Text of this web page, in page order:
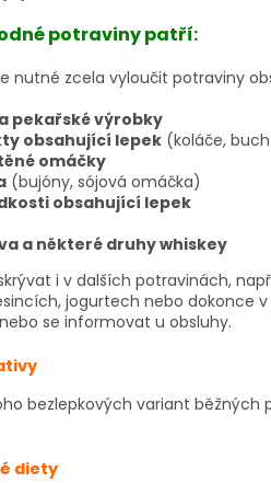
potraviny patří:
nutné zcela vyloučit potraviny
pekařské výrobky
obsahující lepek (koláče,
omáčky
(bujóny, sójová omáčka)
obsahující lepek
a některé druhy whiskey
i v dalších potravinách,
jogurtech nebo dokonce
se informovat u obsluhy.
bezlepkových variant
diety